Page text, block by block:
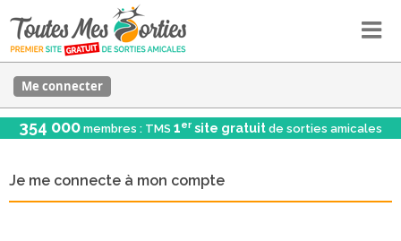
Me connecter
354 000 membres : TMS 1er site gratuit de sorties amicales
Je me connecte à mon compte